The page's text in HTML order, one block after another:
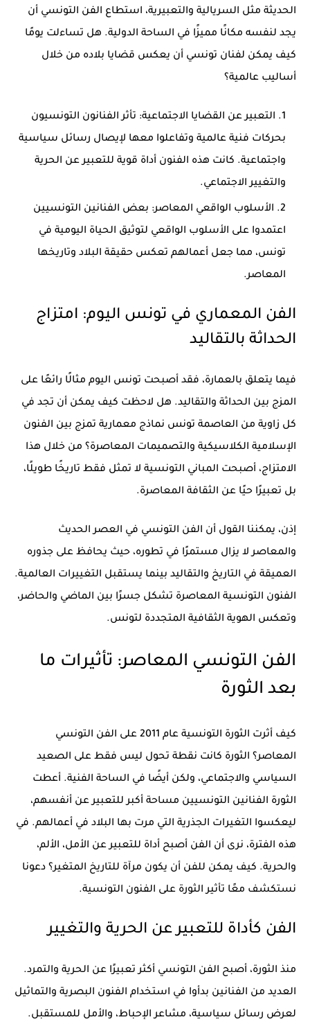
الحديثة مثل السريالية والتعبيرية، استطاع الفن التونسي أن
يجد لنفسه مكانًا مميزًا في الساحة الدولية. هل تساءلت يومًا
كيف يمكن لفنان تونسي أن يعكس قضايا بلاده من خلال
أساليب عالمية؟
التعبير عن القضايا الاجتماعية: تأثر الفنانون التونسيون
بحركات فنية عالمية وتفاعلوا معها لإيصال رسائل سياسية
واجتماعية. كانت هذه الفنون أداة قوية للتعبير عن الحرية
والتغيير الاجتماعي.
الأسلوب الواقعي المعاصر: بعض الفنانين التونسيين
اعتمدوا على الأسلوب الواقعي لتوثيق الحياة اليومية في
تونس، مما جعل أعمالهم تعكس حقيقة البلاد وتاريخها
المعاصر.
الفن المعماري في تونس اليوم: امتزاج
الحداثة بالتقاليد
فيما يتعلق بالعمارة، فقد أصبحت تونس اليوم مثالًا رائعًا على
المزج بين الحداثة والتقاليد. هل لاحظت كيف يمكن أن تجد في
كل زاوية من العاصمة تونس نماذج معمارية تمزج بين الفنون
الإسلامية الكلاسيكية والتصميمات المعاصرة؟ من خلال هذا
الامتزاج، أصبحت المباني التونسية لا تمثل فقط تاريخًا طويلًا،
بل تعبيرًا حيًا عن الثقافة المعاصرة.
إذن، يمكننا القول أن الفن التونسي في العصر الحديث
والمعاصر لا يزال مستمرًا في تطوره، حيث يحافظ على جذوره
العميقة في التاريخ والتقاليد بينما يستقبل التغييرات العالمية.
الفنون التونسية المعاصرة تشكل جسرًا بين الماضي والحاضر،
وتعكس الهوية الثقافية المتجددة لتونس.
الفن التونسي المعاصر: تأثيرات ما
بعد الثورة
كيف أثرت الثورة التونسية عام 2011 على
الفن التونسي
المعاصر؟ الثورة كانت نقطة تحول ليس فقط على الصعيد
السياسي والاجتماعي، ولكن أيضًا في الساحة الفنية. أعطت
الثورة الفنانين التونسيين مساحة أكبر للتعبير عن أنفسهم،
ليعكسوا التغيرات الجذرية التي مرت بها البلاد في أعمالهم. في
هذه الفترة، نرى أن الفن أصبح أداة للتعبير عن الأمل، الألم،
والحرية. كيف يمكن للفن أن يكون مرآة للتاريخ المتغير؟ دعونا
نستكشف معًا تأثير الثورة على الفنون التونسية.
الفن كأداة للتعبير عن الحرية والتغيير
منذ الثورة، أصبح الفن التونسي أكثر تعبيرًا عن الحرية والتمرد.
العديد من الفنانين بدأوا في استخدام الفنون البصرية والتماثيل
لعرض رسائل سياسية، مشاعر الإحباط، والأمل للمستقبل.